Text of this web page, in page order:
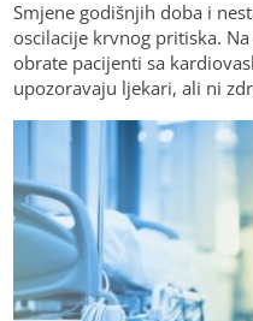
Smjene godišnjih doba i
oscilacije krvnog pritiska.
obrate pacijenti sa
upozoravaju ljekari, ali ni